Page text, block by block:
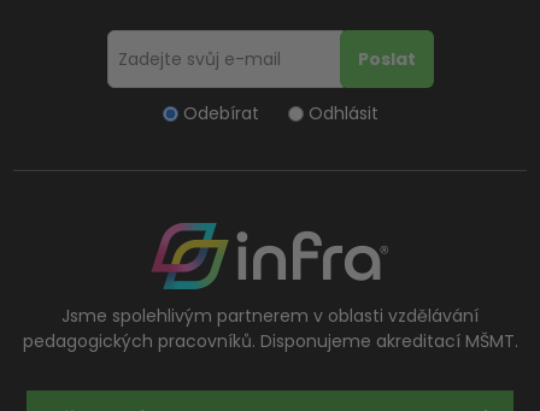
Odebírat Odhlásit
Jsme spolehlivým partnerem v oblasti vzdělávání
pedagogických pracovníků. Disponujeme akreditací MŠMT.